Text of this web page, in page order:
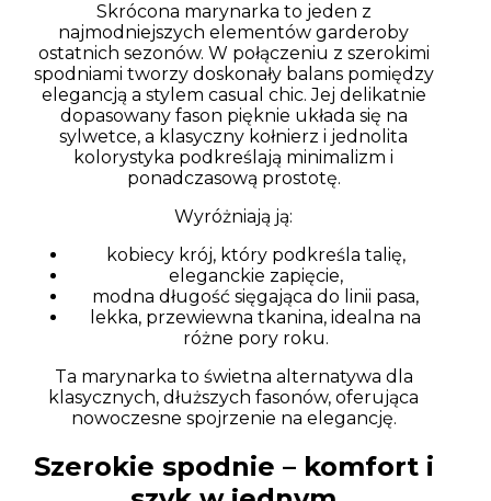
Skrócona marynarka to jeden z
najmodniejszych elementów garderoby
ostatnich sezonów. W połączeniu z szerokimi
spodniami tworzy doskonały balans pomiędzy
elegancją a stylem casual chic. Jej delikatnie
dopasowany fason pięknie układa się na
sylwetce, a klasyczny kołnierz i jednolita
kolorystyka podkreślają minimalizm i
ponadczasową prostotę.
Wyróżniają ją:
kobiecy krój, który podkreśla talię,
eleganckie zapięcie,
modna długość sięgająca do linii pasa,
lekka, przewiewna tkanina, idealna na
różne pory roku.
Ta marynarka to świetna alternatywa dla
klasycznych, dłuższych fasonów, oferująca
nowoczesne spojrzenie na elegancję.
Szerokie spodnie – komfort i